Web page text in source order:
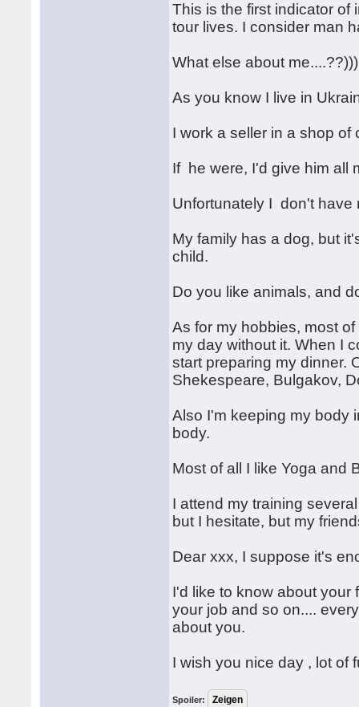
This is the first indicator of
tour lives. I consider man
What else about me....??)))
As you know I live in
I work a seller in a shop
If he were, I'd give him all
Unfortunately I don't have
My family has a dog, but
child.
Do you like animals, and
As for my hobbies, most
my day without it. When I
start preparing my dinner.
Shekespeare, Bulgakov,
Also I'm keeping my body
body.
Most of all I like Yoga and
I attend my training
but I hesitate, but my
Dear xxx, I suppose it's
I'd like to know about your
your job and so on....
about you.
I wish you nice day , lot of
Spoiler: